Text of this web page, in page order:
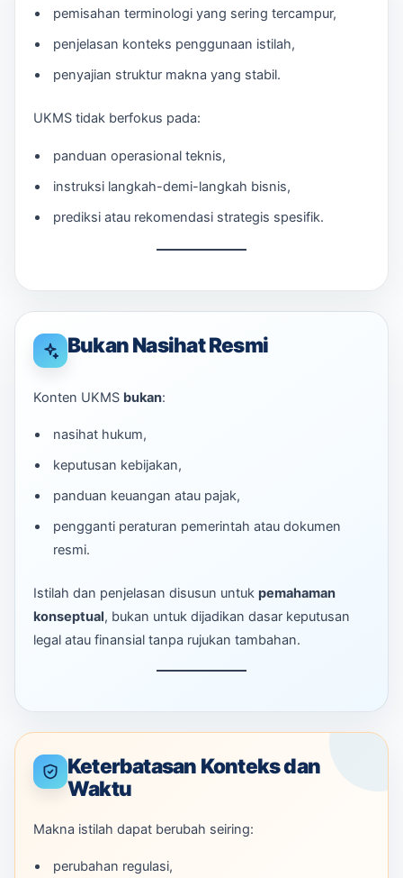
pemisahan terminologi yang sering tercampur,
penjelasan konteks penggunaan istilah,
penyajian struktur makna yang stabil.
UKMS tidak berfokus pada:
panduan operasional teknis,
instruksi langkah-demi-langkah bisnis,
prediksi atau rekomendasi strategis spesifik.
Bukan Nasihat Resmi
Konten UKMS bukan:
nasihat hukum,
keputusan kebijakan,
panduan keuangan atau pajak,
pengganti peraturan pemerintah atau dokumen
resmi.
Istilah dan penjelasan disusun untuk pemahaman
konseptual, bukan untuk dijadikan dasar keputusan
legal atau finansial tanpa rujukan tambahan.
Keterbatasan Konteks dan
Waktu
Makna istilah dapat berubah seiring:
perubahan regulasi,